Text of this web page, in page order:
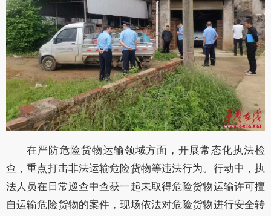
在严防危险货物运输领域方面，开展常态化执法检
查，重点打击非法运输危险货物等违法行为。行动中，执
法人员在日常巡查中查获一起未取得危险货物运输许可擅
自运输危险货物的案件，现场依法对危险货物进行安全转